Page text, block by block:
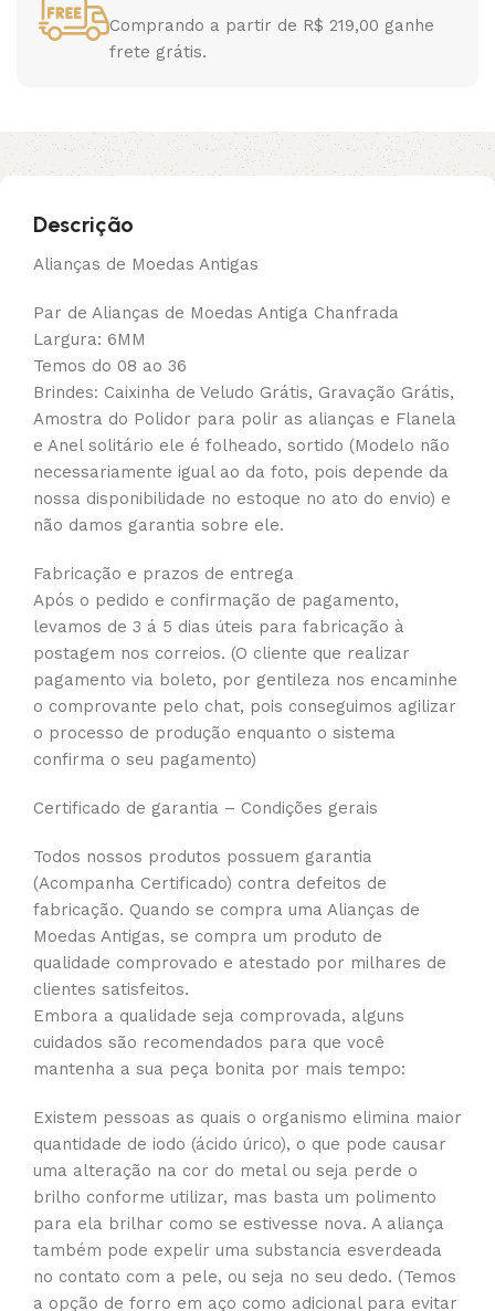
Comprando a partir de R$ 219,00 ganhe
frete grátis.
Descrição
Alianças de Moedas Antigas
Par de Alianças de Moedas Antiga Chanfrada
Largura: 6MM
Temos do 08 ao 36
Brindes: Caixinha de Veludo Grátis, Gravação Grátis,
Amostra do Polidor para polir as alianças e Flanela
e Anel solitário ele é folheado, sortido (Modelo não
necessariamente igual ao da foto, pois depende da
nossa disponibilidade no estoque no ato do envio) e
não damos garantia sobre ele.
Fabricação e prazos de entrega
Após o pedido e confirmação de pagamento,
levamos de 3 á 5 dias úteis para fabricação à
postagem nos correios. (O cliente que realizar
pagamento via boleto, por gentileza nos encaminhe
o comprovante pelo chat, pois conseguimos agilizar
o processo de produção enquanto o sistema
confirma o seu pagamento)
Certificado de garantia – Condições gerais
Todos nossos produtos possuem garantia
(Acompanha Certificado) contra defeitos de
fabricação. Quando se compra uma Alianças de
Moedas Antigas, se compra um produto de
qualidade comprovado e atestado por milhares de
clientes satisfeitos.
Embora a qualidade seja comprovada, alguns
cuidados são recomendados para que você
mantenha a sua peça bonita por mais tempo:
Existem pessoas as quais o organismo elimina maior
quantidade de iodo (ácido úrico), o que pode causar
uma alteração na cor do metal ou seja perde o
brilho conforme utilizar, mas basta um polimento
para ela brilhar como se estivesse nova. A aliança
também pode expelir uma substancia esverdeada
no contato com a pele, ou seja no seu dedo. (Temos
a opção de forro em aço como adicional para evitar